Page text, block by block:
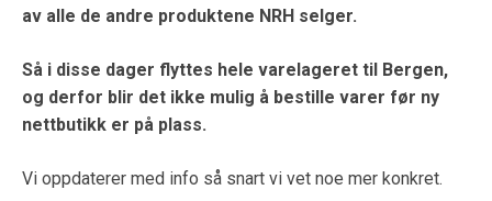
av alle de andre produktene NRH selger.
Så i disse dager flyttes hele varelageret til Bergen,
og derfor blir det ikke mulig å bestille varer før ny
nettbutikk er på plass.
Vi oppdaterer med info så snart vi vet noe mer konkret.